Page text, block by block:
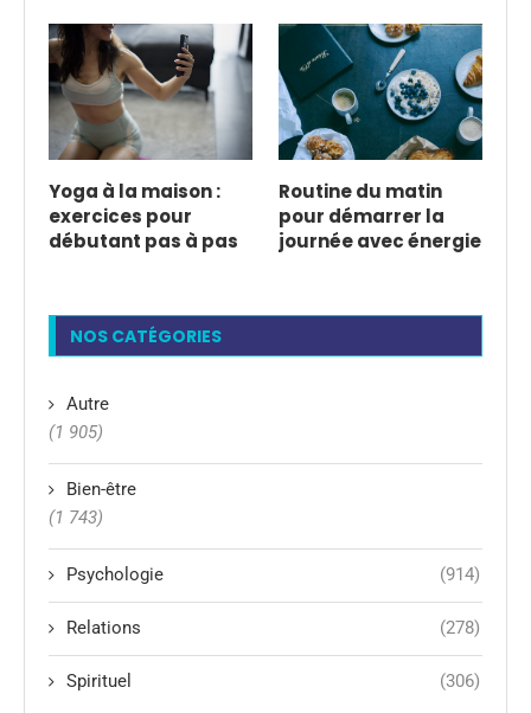
Yoga à la maison :
exercices pour
débutant pas à pas
Routine du matin
pour démarrer la
journée avec énergie
NOS CATÉGORIES
Autre
(1 905)
Bien-être
(1 743)
Psychologie (914)
Relations (278)
Spirituel (306)